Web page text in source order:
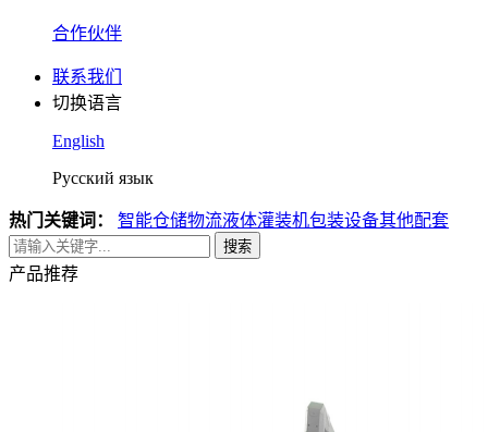
合作伙伴
联系我们
切换语言
English
Русский язык
热门关键词： 智能仓储物流液体灌装机包装设备其他配套
搜索
产品推荐